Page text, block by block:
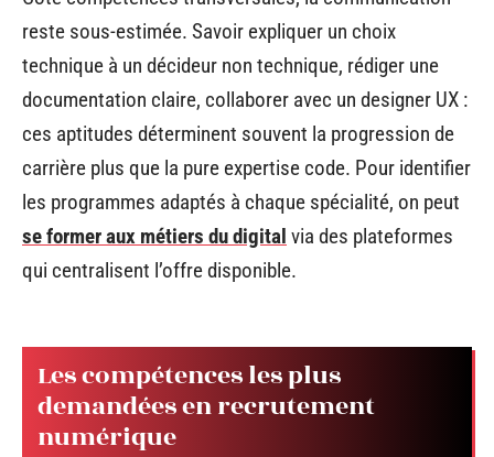
reste sous-estimée. Savoir expliquer un choix
technique à un décideur non technique, rédiger une
documentation claire, collaborer avec un designer UX :
ces aptitudes déterminent souvent la progression de
carrière plus que la pure expertise code. Pour identifier
les programmes adaptés à chaque spécialité, on peut
se former aux métiers du digital via des plateformes
qui centralisent l’offre disponible.
Les compétences les plus
demandées en recrutement
numérique